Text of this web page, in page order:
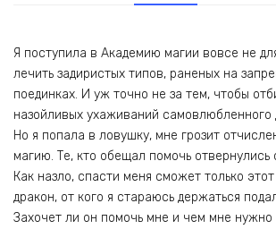
Я поступила в Академию магии вовсе не
лечить задиристых типов, раненых на
поединках. И уж точно не за тем, чтобы
назойливых ухаживаний самовлюбленного
Но я попала в ловушку, мне грозит
магию. Те, кто обещал помочь отвернулись
Как назло, спасти меня сможет только
дракон, от кого я стараюсь держаться
Захочет ли он помочь мне и чем мне нужно